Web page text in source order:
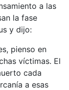
a las
la fase
y dijo:
pienso en
víctimas. El
cada
a esas